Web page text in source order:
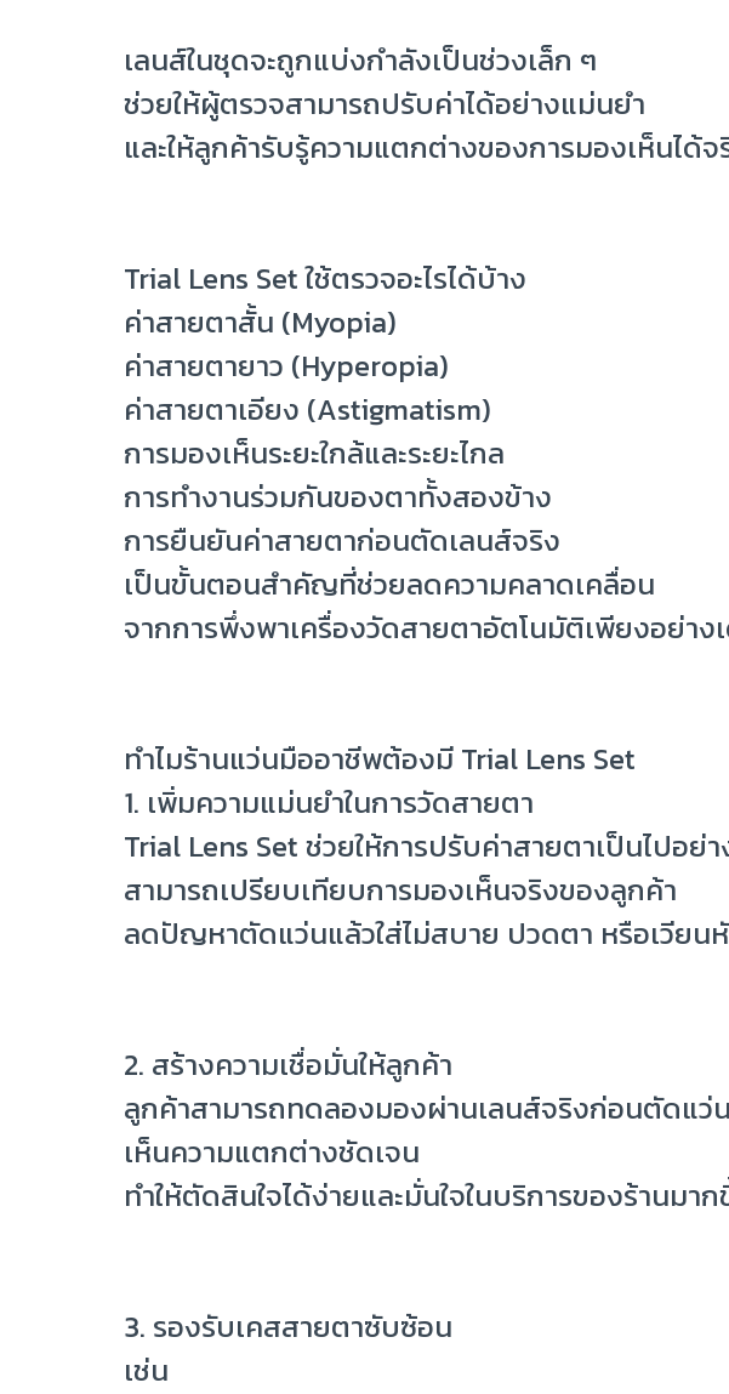
เลนส์ในชุดจะถูกแบ่งกำลังเป็นช่วงเล็ก ๆ
ช่วยให้ผู้ตรวจสามารถปรับค่าได้อย่างแม่นยำ
และให้ลูกค้ารับรู้ความแตกต่างของการมองเห็นได้จ
Trial Lens Set ใช้ตรวจอะไรได้บ้าง
ค่าสายตาสั้น (Myopia)
ค่าสายตายาว (Hyperopia)
ค่าสายตาเอียง (Astigmatism)
การมองเห็นระยะใกล้และระยะไกล
การทำงานร่วมกันของตาทั้งสองข้าง
การยืนยันค่าสายตาก่อนตัดเลนส์จริง
เป็นขั้นตอนสำคัญที่ช่วยลดความคลาดเคลื่อน
จากการพึ่งพาเครื่องวัดสายตาอัตโนมัติเพียงอย่าง
ทำไมร้านแว่นมืออาชีพต้องมี Trial Lens Set
1. เพิ่มความแม่นยำในการวัดสายตา
Trial Lens Set ช่วยให้การปรับค่าสายตาเป็นไปอย่า
สามารถเปรียบเทียบการมองเห็นจริงของลูกค้า
ลดปัญหาตัดแว่นแล้วใส่ไม่สบาย ปวดตา หรือเวียน
2. สร้างความเชื่อมั่นให้ลูกค้า
ลูกค้าสามารถทดลองมองผ่านเลนส์จริงก่อนตัดแว่น
เห็นความแตกต่างชัดเจน
ทำให้ตัดสินใจได้ง่ายและมั่นใจในบริการของร้านมา
3. รองรับเคสสายตาซับซ้อน
เช่น